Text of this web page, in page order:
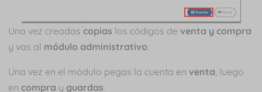
Una vez creadas copias los códigos de venta y compra
y vas al módulo administrativo:
Una vez en el módulo pegas la cuenta en venta , luego
en compra y guardas.